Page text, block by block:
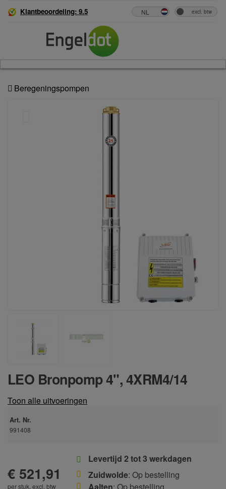
Klantbeoordeling: 9.5
Beregeningspompen
LEO Bronpomp 4", 4XRM4/14
Toon alle uitvoeringen
Art. Nr.
991408
€ 521,91
per stuk, excl. btw
Levertijd 2 tot 3 werkdagen
Zuidwolde: Op bestelling
Aalten: Op bestelling